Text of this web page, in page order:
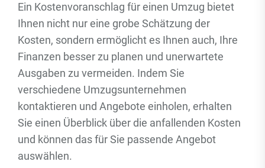
Ein Kostenvoranschlag für einen Umzug bietet
Ihnen nicht nur eine grobe Schätzung der
Kosten, sondern ermöglicht es Ihnen auch, Ihre
Finanzen besser zu planen und unerwartete
Ausgaben zu vermeiden. Indem Sie
verschiedene Umzugsunternehmen
kontaktieren und Angebote einholen, erhalten
Sie einen Überblick über die anfallenden Kosten
und können das für Sie passende Angebot
auswählen.